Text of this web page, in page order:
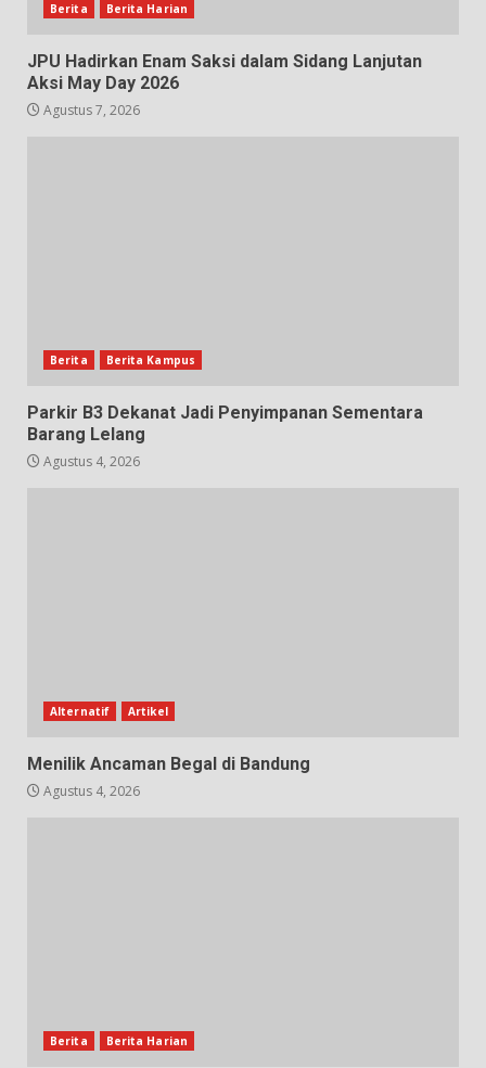
Berita Berita Harian
JPU Hadirkan Enam Saksi dalam Sidang Lanjutan
Aksi May Day 2026
Agustus 7, 2026
Berita Berita Kampus
Parkir B3 Dekanat Jadi Penyimpanan Sementara
Barang Lelang
Agustus 4, 2026
Alternatif Artikel
Menilik Ancaman Begal di Bandung
Agustus 4, 2026
Berita Berita Harian